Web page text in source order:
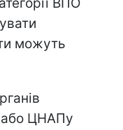
ВПО
можуть
або ЦНАПу